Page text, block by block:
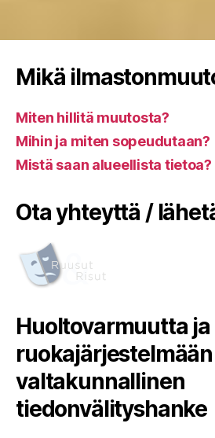
Mikä
Miten hillitä muutosta?
Mihin ja miten sopeudutaan?
Mistä saan alueellista tietoa?
Ota yhteyttä /
Huoltovarmuutta
ruokajärjestelmään
valtakunnallinen
tiedonvälityshanke